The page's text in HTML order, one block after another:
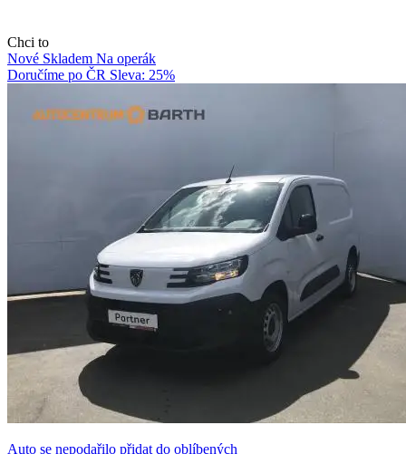
Chci to
Nové Skladem Na operák
Doručíme po ČR Sleva: 25%
Auto se nepodařilo přidat do oblíbených